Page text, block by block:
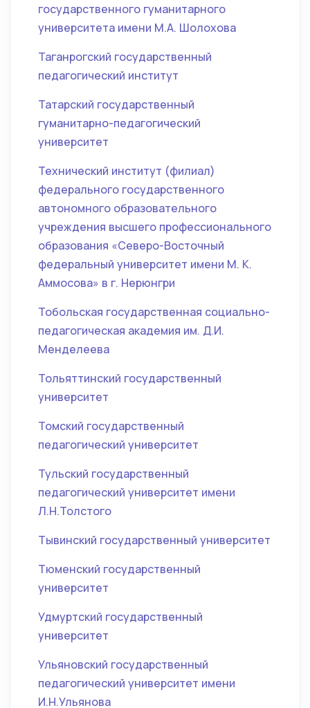
государственного гуманитарного
университета имени М.А. Шолохова
Таганрогский государственный
педагогический институт
Татарский государственный
гуманитарно-педагогический
университет
Технический институт (филиал)
федерального государственного
автономного образовательного
учреждения высшего профессионального
образования «Северо-Восточный
федеральный университет имени М. К.
Аммосова» в г. Нерюнгри
Тобольская государственная социально-
педагогическая академия им. Д.И.
Менделеева
Тольяттинский государственный
университет
Томский государственный
педагогический университет
Тульский государственный
педагогический университет имени
Л.Н.Толстого
Тывинский государственный университет
Тюменский государственный
университет
Удмуртский государственный
университет
Ульяновский государственный
педагогический университет имени
И.Н.Ульянова